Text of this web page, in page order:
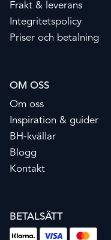
Frakt & leverans
Integritetspolicy
Priser och betalning
OM OSS
Om oss
Inspiration & guider
BH-kvällar
Blogg
Kontakt
BETALSÄTT